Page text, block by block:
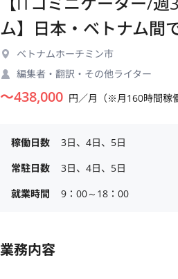
ム】日本・ベトナム間
ベトナムホーチミン市
編集者・翻訳・その他ライター
〜438,000 円／月（※月160時間稼
稼働日数
3日、4日、5日
常駐日数
3日、4日、5日
就業時間
9：00～18：00
業務内容